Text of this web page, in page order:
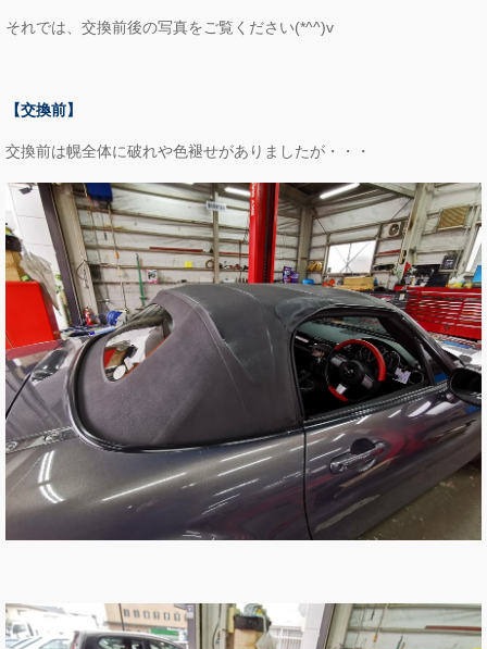
それでは、交換前後の写真をご覧ください(*^^)v
【交換前】
交換前は幌全体に破れや色褪せがありましたが・・・